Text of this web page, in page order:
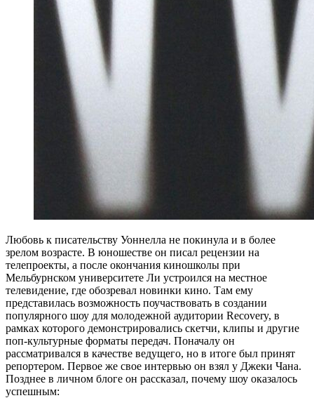
Любовь к писательству Уоннелла не покинула и в более
зрелом возрасте. В юношестве он писал рецензии на
телепроекты, а после окончания киношколы при
Мельбурнском университете Ли устроился на местное
телевидение, где обозревал новинки кино. Там ему
представилась возможность поучаствовать в создании
популярного шоу для молодежной аудитории Recovery, в
рамках которого демонстрировались скетчи, клипы и другие
поп-культурные форматы передач. Поначалу он
рассматривался в качестве ведущего, но в итоге был принят
репортером. Первое же свое интервью он взял у Джеки Чана.
Позднее в личном блоге он рассказал, почему шоу оказалось
успешным: